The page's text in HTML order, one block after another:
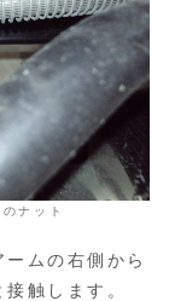
ナット
ムの右側から
触します。